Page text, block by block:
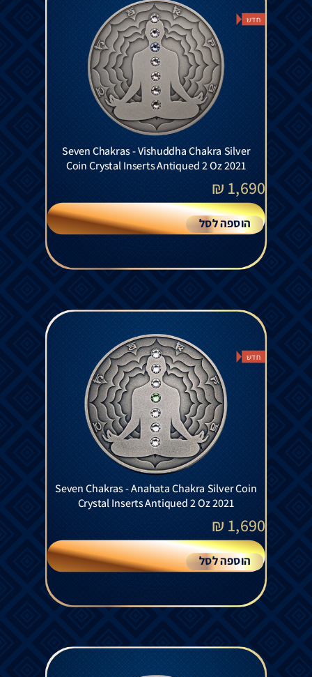
חדש
Seven Chakras - Vishuddha Chakra Silver
Coin Crystal Inserts Antiqued 2 Oz 2021
1,690
₪
הוספה לסל
חדש
Seven Chakras - Anahata Chakra Silver Coin
Crystal Inserts Antiqued 2 Oz 2021
1,690
₪
הוספה לסל